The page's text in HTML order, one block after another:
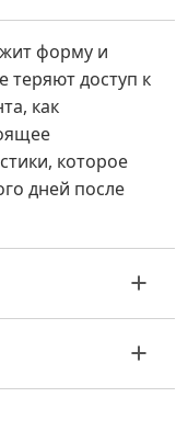
форму и
теряют доступ к
как
которое
дней после
виде,
решения